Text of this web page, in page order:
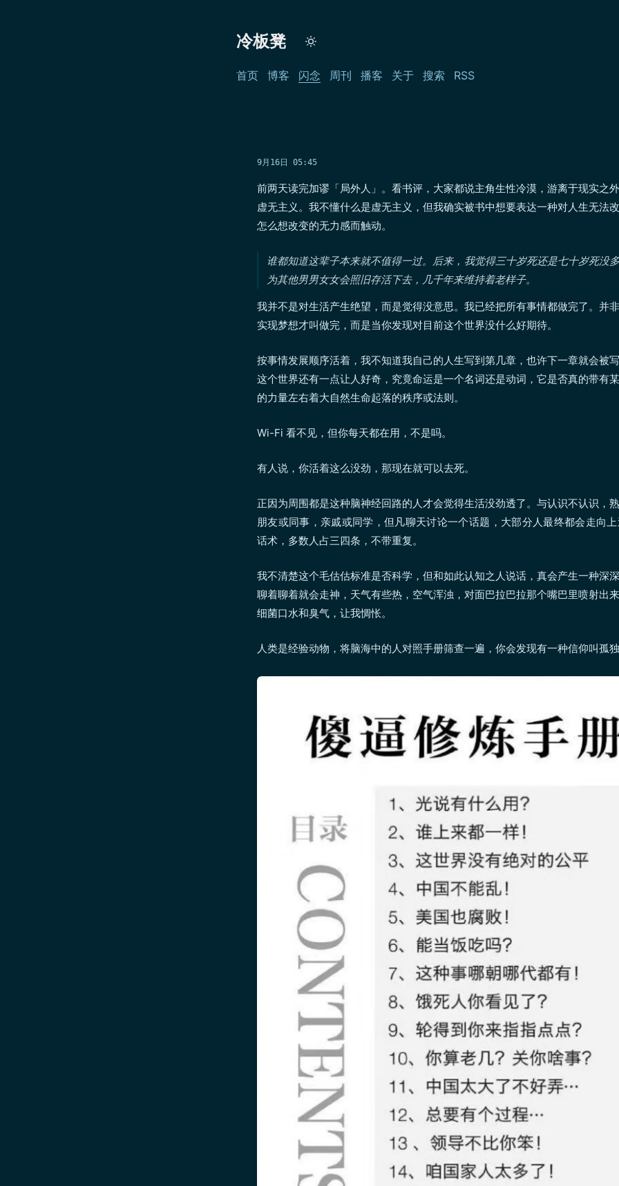
冷板凳
首页 博客 闪念 周刊 播客 关于 搜索 RSS
9月16日 05:45
前两天读完加谬「局外人」。看书评，大家都说主角生性冷漠，游离于现实之
虚无主义。我不懂什么是虚无主义，但我确实被书中想要表达一种对人生无法
怎么想改变的无力感而触动。
谁都知道这辈子本来就不值得一过。后来，我觉得三十岁死还是七十岁死没
为其他男男女女会照旧存活下去，几千年来维持着老样子。
我并不是对生活产生绝望，而是觉得没意思。我已经把所有事情都做完了。并
实现梦想才叫做完，而是当你发现对目前这个世界没什么好期待。
按事情发展顺序活着，我不知道我自己的人生写到第几章，也许下一章就会被
这个世界还有一点让人好奇，究竟命运是一个名词还是动词，它是否真的带有
的力量左右着大自然生命起落的秩序或法则。
Wi-Fi 看不见，但你每天都在用，不是吗。
有人说，你活着这么没劲，那现在就可以去死。
正因为周围都是这种脑神经回路的人才会觉得生活没劲透了。与认识不认识，
朋友或同事，亲戚或同学，但凡聊天讨论一个话题，大部分人最终都会走向
话术，多数人占三四条，不带重复。
我不清楚这个毛估估标准是否科学，但和如此认知之人说话，真会产生一种深
聊着聊着就会走神，天气有些热，空气浑浊，对面巴拉巴拉那个嘴巴里喷射出
细菌口水和臭气，让我惆怅。
人类是经验动物，将脑海中的人对照手册筛查一遍，你会发现有一种信仰叫孤